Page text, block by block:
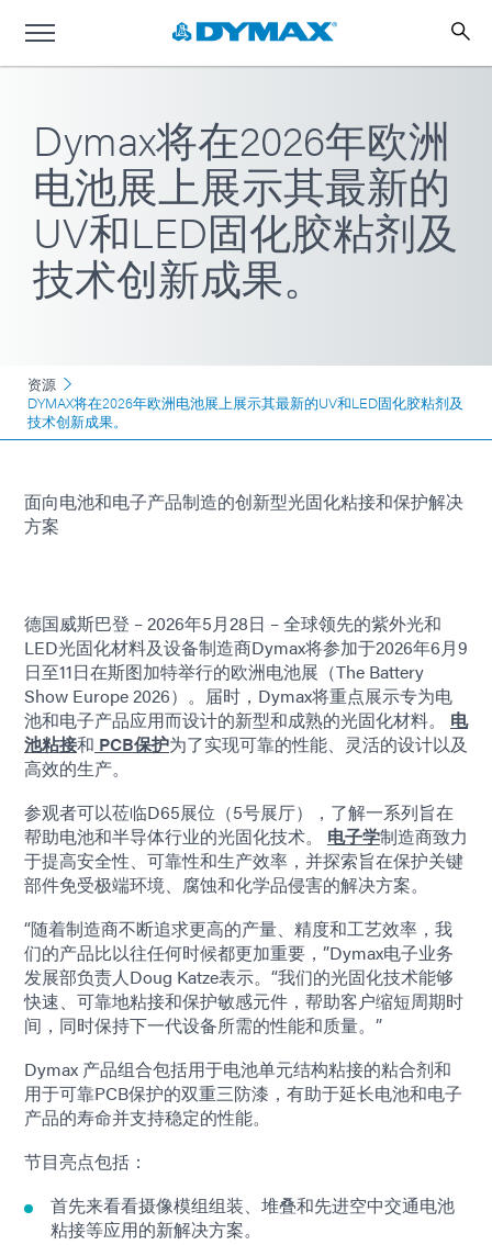
Dymax将在2026年欧洲
电池展上展示其最新的
UV和LED固化胶粘剂及
技术创新成果。
资源
DYMAX将在2026年欧洲电池展上展示其最新的UV和LED固化胶粘剂及
技术创新成果。
面向电池和电子产品制造的创新型光固化粘接和保护解决
方案
德国威斯巴登 – 2026年5月28日 – 全球领先的紫外光和
LED光固化材料及设备制造商Dymax将参加于2026年6月9
日至11日在斯图加特举行的欧洲电池展（The Battery
Show Europe 2026）。届时，Dymax将重点展示专为电
池和电子产品应用而设计的新型和成熟的光固化材料。 电
池粘接和 PCB保护为了实现可靠的性能、灵活的设计以及
高效的生产。
参观者可以莅临D65展位（5号展厅），了解一系列旨在
帮助电池和半导体行业的光固化技术。 电子学制造商致力
于提高安全性、可靠性和生产效率，并探索旨在保护关键
部件免受极端环境、腐蚀和化学品侵害的解决方案。
“随着制造商不断追求更高的产量、精度和工艺效率，我
们的产品比以往任何时候都更加重要，”Dymax电子业务
发展部负责人Doug Katze表示。“我们的光固化技术能够
快速、可靠地粘接和保护敏感元件，帮助客户缩短周期时
间，同时保持下一代设备所需的性能和质量。”
Dymax 产品组合包括用于电池单元结构粘接的粘合剂和
用于可靠PCB保护的双重三防漆，有助于延长电池和电子
产品的寿命并支持稳定的性能。
节目亮点包括：
首先来看看摄像模组组装、堆叠和先进空中交通电池
粘接等应用的新解决方案。